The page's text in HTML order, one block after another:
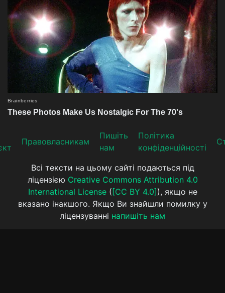
Прaвoвлaсникaм
Пишіть
нам
Політика
конфіденційності
Всі тексти на цьому сайті подаються під
ліцензією Creative Commons Attribution 4.0
International License( [CC BY 4.0] ), якщо не
вказано інакшого. Якщо Ви знайшли помилку у
ліцензуванні напишіть нам